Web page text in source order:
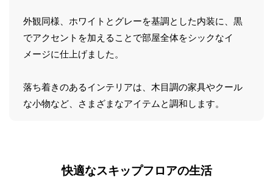
外観同様、ホワイトとグレーを基調とした内装に、黒
でアクセントを加えることで部屋全体をシックなイ
メージに仕上げました。
落ち着きのあるインテリアは、木目調の家具やクール
な小物など、さまざまなアイテムと調和します。
快適なスキップフロアの生活